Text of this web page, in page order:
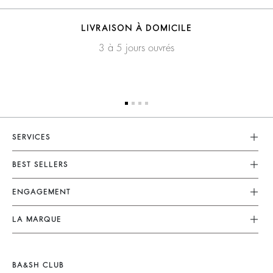
LIVRAISON À DOMICILE
3 à 5 jours ouvrés
SERVICES
Service Client
FAQ
Retouches & Réparations
accessibilité
BEST SELLERS
Robes
Combinaisons
Tops & Chemises
Pulls & Cardigans
ENGAGEMENT
Nos Engagements
Planète
LA MARQUE
Barbara & Sharon
BA&SH CLUB